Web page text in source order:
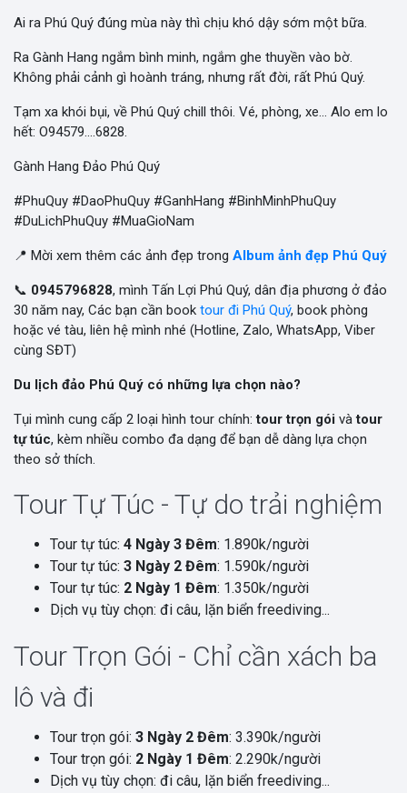
Ai ra Phú Quý đúng mùa này thì chịu khó dậy sớm một bữa.
Ra Gành Hang ngắm bình minh, ngắm ghe thuyền vào bờ.
Không phải cảnh gì hoành tráng, nhưng rất đời, rất Phú Quý.
Tạm xa khói bụi, về Phú Quý chill thôi. Vé, phòng, xe... Alo em lo
hết: O94579....6828.
Gành Hang Đảo Phú Quý
#PhuQuy #DaoPhuQuy #GanhHang #BinhMinhPhuQuy
#DuLichPhuQuy #MuaGioNam
📍 Mời xem thêm các ảnh đẹp trong Album ảnh đẹp Phú Quý
📞 0945796828, mình Tấn Lợi Phú Quý, dân địa phương ở đảo
30 năm nay, Các bạn cần book tour đi Phú Quý, book phòng
hoặc vé tàu, liên hệ mình nhé (Hotline, Zalo, WhatsApp, Viber
cùng SĐT)
Du lịch đảo Phú Quý có những lựa chọn nào?
Tụi mình cung cấp 2 loại hình tour chính:tour trọn gói vàtour
tự túc, kèm nhiều combo đa dạng để bạn dễ dàng lựa chọn
theo sở thích.
Tour Tự Túc - Tự do trải nghiệm
Tour tự túc: 4 Ngày 3 Đêm: 1.890k/người
Tour tự túc: 3 Ngày 2 Đêm: 1.590k/người
Tour tự túc: 2 Ngày 1 Đêm: 1.350k/người
Dịch vụ tùy chọn: đi câu, lặn biển freediving...
Tour Trọn Gói - Chỉ cần xách ba
lô và đi
Tour trọn gói: 3 Ngày 2 Đêm: 3.390k/người
Tour trọn gói: 2 Ngày 1 Đêm: 2.290k/người
Dịch vụ tùy chọn: đi câu, lặn biển freediving...